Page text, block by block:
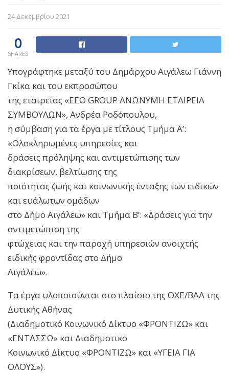
24 Δεκεμβρίου 2021
0
SHARES
Υπογράφτηκε μεταξύ του Δημάρχου Αιγάλεω Γιάννη
Γκίκα και του εκπροσώπου
της εταιρείας «ΕΕΟ GROUP ΑΝΩΝΥΜΗ ΕΤΑΙΡΕΙΑ
ΣΥΜΒΟΥΛΩΝ», Ανδρέα Ροδόπουλου,
η σύμβαση για τα έργα με τίτλους Τμήμα Α’:
«Ολοκληρωμένες υπηρεσίες και
δράσεις πρόληψης και αντιμετώπισης των
διακρίσεων, βελτίωσης της
ποιότητας ζωής και κοινωνικής ένταξης των ειδικών
και ευάλωτων ομάδων
στο Δήμο Αιγάλεω» και Τμήμα Β’: «Δράσεις για την
αντιμετώπιση της
φτώχειας και την παροχή υπηρεσιών ανοιχτής
ειδικής φροντίδας στο Δήμο
Αιγάλεω».
Τα έργα υλοποιούνται στο πλαίσιο της ΟΧΕ/ΒΑΑ της
Δυτικής Αθήνας
(Διαδημοτικό Κοινωνικό Δίκτυο «ΦΡΟΝΤΙΖΩ» και
«ΕΝΤΑΣΣΩ» και Διαδημοτικό
Κοινωνικό Δίκτυο «ΦΡΟΝΤΙΖΩ» και «ΥΓΕΙΑ ΓΙΑ
ΟΛΟΥΣ»).